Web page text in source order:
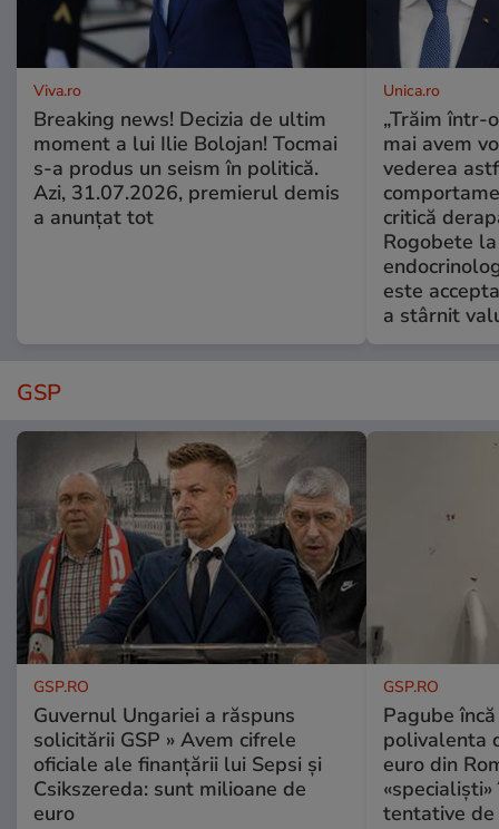
Viva.ro
Breaking news! Decizia de ultim
moment a lui Ilie Bolojan! Tocmai
s-a produs un seism în politică.
Azi, 31.07.2026, premierul demis
a anunțat tot
Unica.ro
„Trăim într-
mai avem
vederea
critică
Rogobete
este
a stârnit
GSP
GSP.RO
Guvernul Ungariei a răspuns
solicitării GSP » Avem cifrele
oficiale ale finanțării lui Sepsi și
Csikszereda: sunt milioane de
euro
GSP.RO
Pagube
polivalenta
euro din
tentative de